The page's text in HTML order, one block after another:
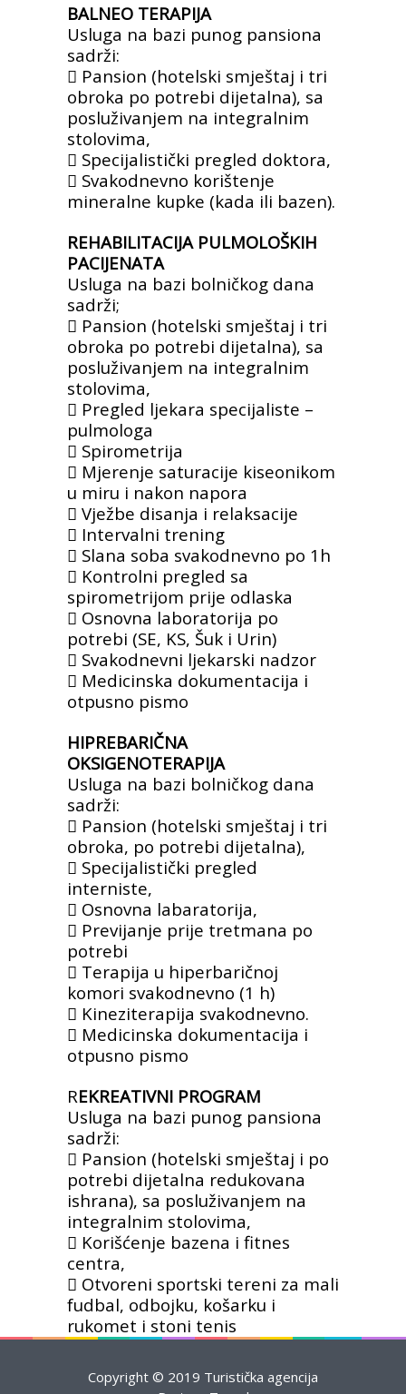
BALNEO TERAPIJA
Usluga na bazi punog pansiona
sadrži:
 Pansion (hotelski smještaj i tri
obroka po potrebi dijetalna), sa
posluživanjem na integralnim
stolovima,
 Specijalistički pregled doktora,
 Svakodnevno korištenje
mineralne kupke (kada ili bazen).
REHABILITACIJA PULMOLOŠKIH
PACIJENATA
Usluga na bazi bolničkog dana
sadrži;
 Pansion (hotelski smještaj i tri
obroka po potrebi dijetalna), sa
posluživanjem na integralnim
stolovima,
 Pregled ljekara specijaliste –
pulmologa
 Spirometrija
 Mjerenje saturacije kiseonikom
u miru i nakon napora
 Vježbe disanja i relaksacije
 Intervalni trening
 Slana soba svakodnevno po 1h
 Kontrolni pregled sa
spirometrijom prije odlaska
 Osnovna laboratorija po
potrebi (SE, KS, Šuk i Urin)
 Svakodnevni ljekarski nadzor
 Medicinska dokumentacija i
otpusno pismo
HIPREBARIČNA
OKSIGENOTERAPIJA
Usluga na bazi bolničkog dana
sadrži:
 Pansion (hotelski smještaj i tri
obroka, po potrebi dijetalna),
 Specijalistički pregled
interniste,
 Osnovna labaratorija,
 Previjanje prije tretmana po
potrebi
 Terapija u hiperbaričnoj
komori svakodnevno (1 h)
 Kineziterapija svakodnevno.
 Medicinska dokumentacija i
otpusno pismo
REKREATIVNI PROGRAM
Usluga na bazi punog pansiona
sadrži:
 Pansion (hotelski smještaj i po
potrebi dijetalna redukovana
ishrana), sa posluživanjem na
integralnim stolovima,
 Korišćenje bazena i fitnes
centra,
 Otvoreni sportski tereni za mali
fudbal, odbojku, košarku i
rukomet i stoni tenis
Copyright © 2019 Turistička agencija